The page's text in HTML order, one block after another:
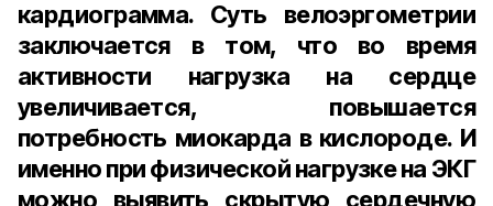
кардиограмма. Суть велоэргометрии
заключается в том, что во время
активности нагрузка на сердце
увеличивается, повышается
потребность миокарда в кислороде. И
именно при физической нагрузке на ЭКГ
можно выявить скрытую сердечную